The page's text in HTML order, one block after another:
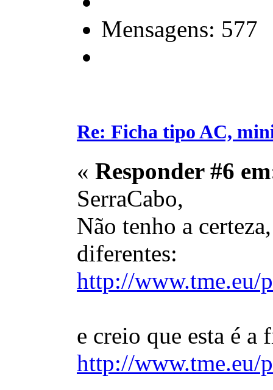
Mensagens: 577
Re: Ficha tipo AC,
« Responder #6
SerraCabo,
Não tenho a
diferentes:
http://www.tme.eu/
e creio que esta é
http://www.tme.eu/